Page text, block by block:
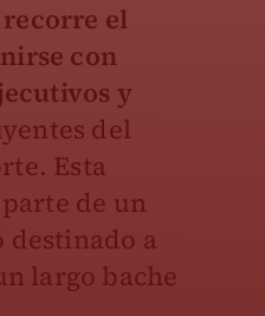
recorre el
con
y
del
Esta
de un
destinado a
largo bache